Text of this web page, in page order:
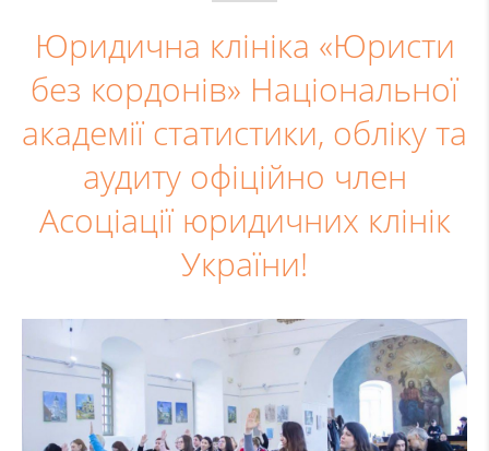
Юридична клініка «Юристи
без кордонів» Національної
академії статистики, обліку та
аудиту офіційно член
Асоціації юридичних клінік
України!